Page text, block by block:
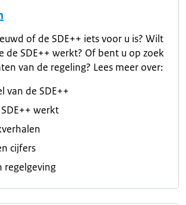
of de SDE++ iets voor u is? Wilt
de SDE++ werkt? Of bent u op zoek
van de regeling? Lees meer over:
van de SDE++
werkt
cijfers
regelgeving